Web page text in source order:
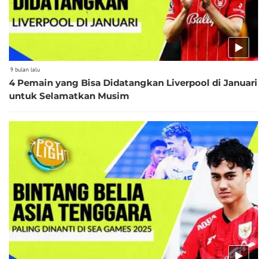
9 bulan lalu
4 Pemain yang Bisa Didatangkan Liverpool di Januari
untuk Selamatkan Musim